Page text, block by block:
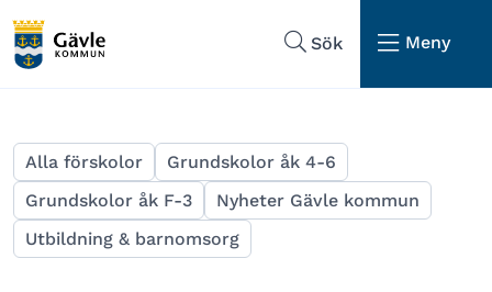
Sök
Meny
Alla förskolor
Grundskolor åk 4-6
Grundskolor åk F-3
Nyheter Gävle kommun
Utbildning & barnomsorg